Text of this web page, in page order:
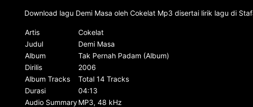
Download lagu Demi Masa oleh Cokelat Mp3 disertai lirik lagu di
Artis
Cokelat
Judul
Demi Masa
Album
Tak Pernah Padam (Album)
Dirilis
2006
Album Tracks
Total 14 Tracks
Durasi
04:13
Audio SummaryMP3, 48 kHz